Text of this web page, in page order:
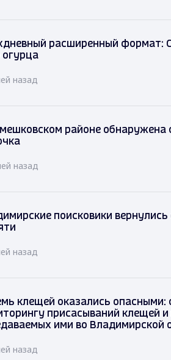
расширенный формат:
назад
районе обнаружена
назад
поисковики
назад
клещей оказались опасными:
присасываний клещей
ими во Владимирской
назад